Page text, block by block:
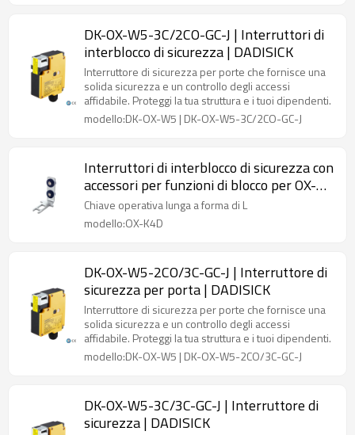
DK-OX-W5-3C/2CO-GC-J | Interruttori di
interblocco di sicurezza | DADISICK
Interruttore di sicurezza per porte che fornisce una
solida sicurezza e un controllo degli accessi
affidabile. Proteggi la tua struttura e i tuoi dipendenti.
modello:DK-OX-W5 | DK-OX-W5-3C/2CO-GC-J
Interruttori di interblocco di sicurezza con
accessori per funzioni di blocco per OX-
K4D Chiave operativa lunga a forma di L
con cuscino
Chiave operativa lunga a forma di L
modello:OX-K4D
DK-OX-W5-2CO/3C-GC-J | Interruttore di
sicurezza per porta | DADISICK
Interruttore di sicurezza per porte che fornisce una
solida sicurezza e un controllo degli accessi
affidabile. Proteggi la tua struttura e i tuoi dipendenti.
modello:DK-OX-W5 | DK-OX-W5-2CO/3C-GC-J
DK-OX-W5-3C/3C-GC-J | Interruttore di
sicurezza | DADISICK